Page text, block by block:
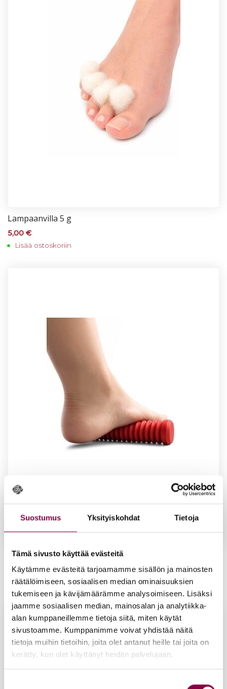
Suostumus Yksityiskohdat Tietoja
Tämä sivusto käyttää evästeitä
Käytämme evästeitä tarjoamamme sisällön ja mainosten
räätälöimiseen, sosiaalisen median ominaisuuksien
tukemiseen ja kävijämäärämme analysoimiseen. Lisäksi
jaamme sosiaalisen median, mainosalan ja analytiikka-
alan kumppaneillemme tietoja siitä, miten käytät
sivustoamme. Kumppanimme voivat yhdistää näitä
tietoja muihin tietoihin, joita olet antanut heille tai joita on
kerätty, kun olet käyttänyt heidän palvelujaan.
Lam­paan­vil­la 5 g
5,00 €
Lisää ostoskoriin
Pe­di­rol­ler -rul­la
19,90€
Lisää ostoskoriin